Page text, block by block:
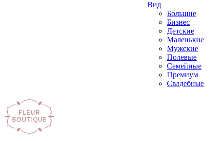
Вид
Большие
Бизнес
Детские
Маленькие
Мужские
Полевые
Семейные
Премиум
Свадебные